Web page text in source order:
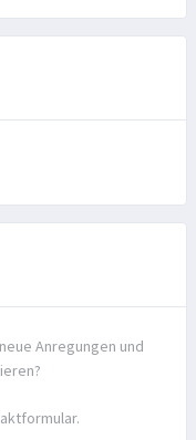
Anregungen und